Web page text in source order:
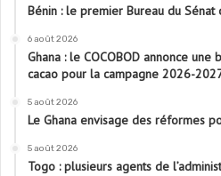
Bénin : le premier Bureau du
6 août 2026
Ghana : le COCOBOD annonce
cacao pour la campagne 2026-
5 août 2026
Le Ghana envisage des réformes
5 août 2026
Togo : plusieurs agents de